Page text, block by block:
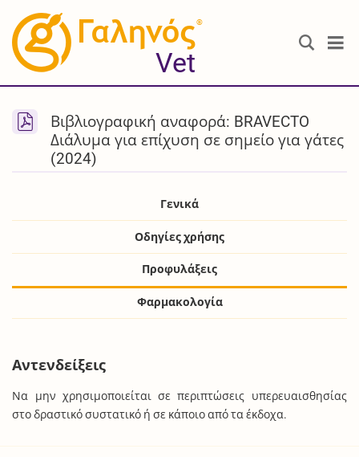
®
Vet
Βιβλιογραφική αναφορά: BRAVECTO
Διάλυμα για επίχυση σε σημείο για γάτες
(2024)
Γενικά
Οδηγίες χρήσης
Προφυλάξεις
Φαρμακολογία
Αντενδείξεις
Να μην χρησιμοποιείται σε περιπτώσεις υπερευαισθησίας
στο δραστικό συστατικό ή σε κάποιο από τα έκδοχα.